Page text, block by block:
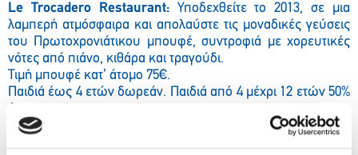
Le Trocadero Restaurant:Υποδεχθείτε το 2013, σε μια
λαμπερή ατμόσφαιρα και απολαύστε τις μοναδικές γεύσεις
του Πρωτοχρονιάτικου μπουφέ, συντροφιά με χορευτικές
νότες από πιάνο, κιθάρα και τραγούδι.
Τιμή μπουφέ κατ’ άτομο 75€.
Παιδιά έως 4 ετών δωρεάν. Παιδιά από 4 μέχρι 12 ετών 50%
Πρωτοχρονιά